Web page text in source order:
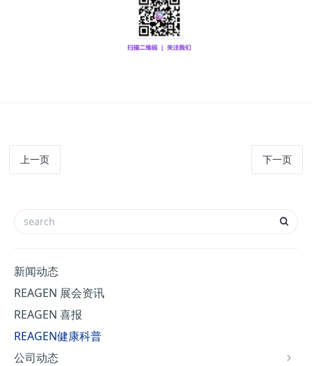
上一页 下一页
新闻动态
REAGEN 展会资讯
REAGEN 喜报
REAGEN健康科普
公司动态